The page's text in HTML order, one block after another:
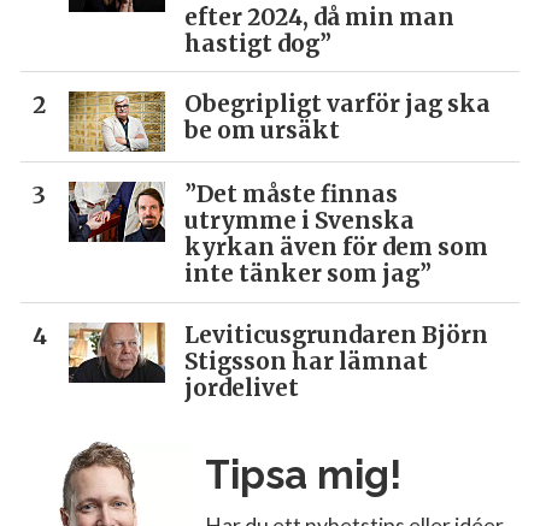
efter 2024, då min man
hastigt dog”
Obegripligt varför jag ska
be om ursäkt
”Det måste finnas
utrymme i Svenska
kyrkan även för dem som
inte tänker som jag”
Leviticusgrundaren Björn
Stigsson har lämnat
jordelivet
Tipsa mig!